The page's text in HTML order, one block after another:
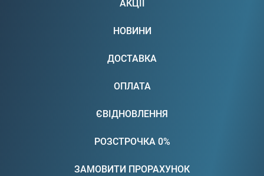
АКЦІЇ
НОВИНИ
ДОСТАВКА
ОПЛАТА
ЄВІДНОВЛЕННЯ
РОЗСТРОЧКА 0%
ЗАМОВИТИ ПРОРАХУНОК